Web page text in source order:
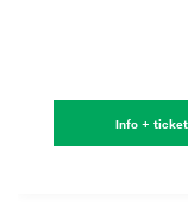
Info +